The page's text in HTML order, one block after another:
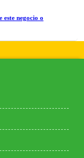
este negocio o